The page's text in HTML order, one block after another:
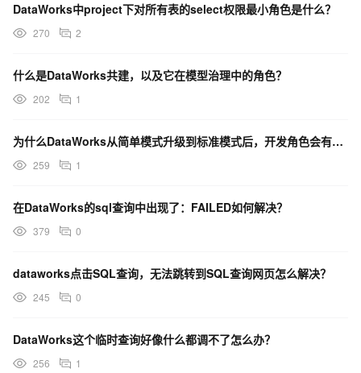
DataWorks中project下对所有表的select权限最小角色是什么？
270 2
什么是DataWorks共建，以及它在模型治理中的角色？
202 1
为什么DataWorks从简单模式升级到标准模式后，开发角色会有发布的权限呢？
259 1
在DataWorks的sql查询中出现了：FAILED如何解决？
379 0
dataworks点击SQL查询，无法跳转到SQL查询网页怎么解决？
245 0
DataWorks这个临时查询好像什么都调不了怎么办？
256 1